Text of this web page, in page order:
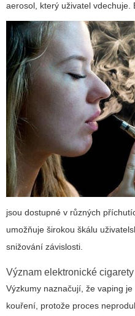
aerosol, který uživatel vdechuje.
jsou dostupné v různých
umožňuje širokou škálu
snižování závislosti.
Význam elektronické
Výzkumy naznačují, že vaping
kouření, protože proces